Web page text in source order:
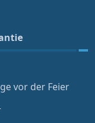
vor der Feier